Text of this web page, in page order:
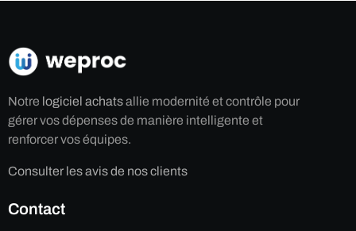
Notre logiciel achatsallie modernité et contrôle pour
gérer vos dépenses de manière intelligente et
renforcer vos équipes.
Consulter les avis de nos clients
Contact